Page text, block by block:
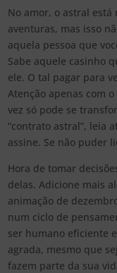
No amor, o astral
aventuras, mas isso
aquela pessoa que
Sabe aquele casinho
ele. O tal pagar para
Atenção apenas com
vez só pode se
“contrato astral”, leia
assine. Se não puder
Hora de tomar
delas. Adicione mais
animação de
num ciclo de
ser humano eficiente
agrada, mesmo que
fazem parte da sua